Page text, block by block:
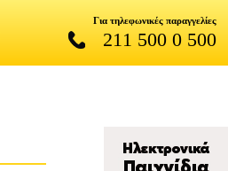
Για τηλεφωνικές παραγγελίες
211 500 0 500